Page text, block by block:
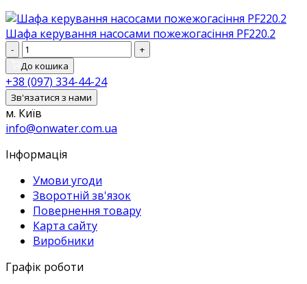
Шафа керування насосами пожежогасіння PF220.2
-
+
До кошика
+38 (097) 334-44-24
Зв'язатися з нами
м. Київ
info@onwater.com.ua
Інформація
Умови угоди
Зворотній зв'язок
Повернення товару
Карта сайту
Виробники
Графік роботи